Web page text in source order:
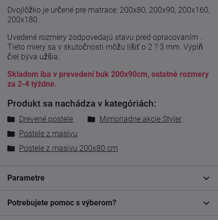
Dvojlôžko je určené pre matrace: 200x80, 200x90, 200x160,
200x180.
Uvedené rozmery zodpovedajú stavu pred opracovaním .
Tieto miery sa v skutočnosti môžu líšiť o 2 ? 3 mm. Výplň
čiel býva užšia.
Skladom iba v prevedení buk 200x90cm, ostatné rozmery
za 2-4 týždne.
Produkt sa nachádza v kategóriách:
Drevené postele
Mimoriadne akcie Styler
Postele z masívu
Postele z masivu 200x80 cm
Parametre
Potrebujete pomoc s výberom?